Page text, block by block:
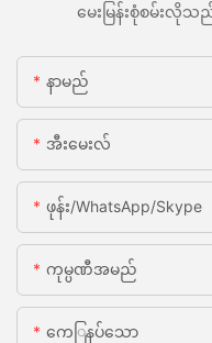
မေးမြန်းစုံစမ်း
နာမည်
အီးမေးလ်
ဖုန်း/WhatsApp/Skype
ကုမ္ပဏီအမည်
ကေြနပ်သော